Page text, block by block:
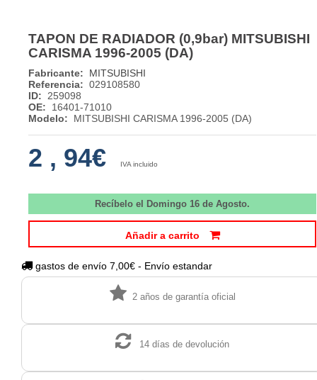
TAPON DE RADIADOR (0,9bar) MITSUBISHI
CARISMA 1996-2005 (DA)
Fabricante:
MITSUBISHI
Referencia: 029108580
ID:
259098
OE:
16401-71010
Modelo:
MITSUBISHI CARISMA 1996-2005 (DA)
2 , 94€ IVA incluido
Recíbelo el Domingo 16 de Agosto.
Añadir a carrito
gastos de envío 7,00€ - Envío estandar
2 años de garantía oficial
14 días de devolución